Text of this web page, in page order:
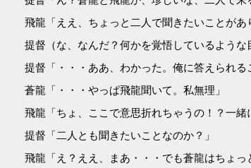
飛龍「ええ、ちょっと二人で聞きたいことがあ
提督（な、なんだ？何かを覚悟しているような
提督「・・・ああ、わかった。俺に答えられる
蒼龍「・・・やっぱ飛龍聞いて。私無理」
飛龍「ちょ、ここで意思折れちゃうの！？一緒
提督「二人とも聞きたいことなのか？」
飛龍「え？ええ、まあ・・・でも蒼龍はちょっ